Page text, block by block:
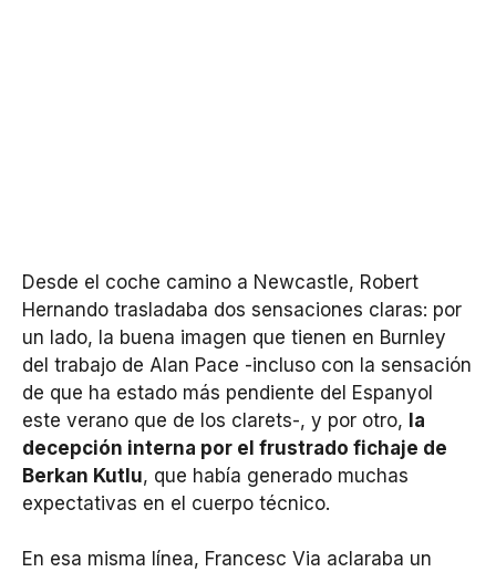
Desde el coche camino a Newcastle, Robert
Hernando trasladaba dos sensaciones claras: por
un lado, la buena imagen que tienen en Burnley
del trabajo de Alan Pace -incluso con la sensación
de que ha estado más pendiente del Espanyol
este verano que de los clarets-, y por otro, la
decepción interna por el frustrado fichaje de
Berkan Kutlu, que había generado muchas
expectativas en el cuerpo técnico.
En esa misma línea, Francesc Via aclaraba un